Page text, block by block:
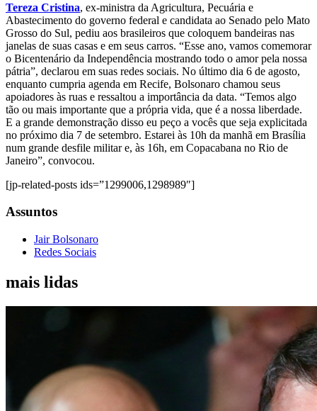
Tereza Cristina, ex-ministra da Agricultura, Pecuária e
Abastecimento do governo federal e candidata ao Senado pelo Mato
Grosso do Sul, pediu aos brasileiros que coloquem bandeiras nas
janelas de suas casas e em seus carros. “Esse ano, vamos comemorar
o Bicentenário da Independência mostrando todo o amor pela nossa
pátria”, declarou em suas redes sociais. No último dia 6 de agosto,
enquanto cumpria agenda em Recife, Bolsonaro chamou seus
apoiadores às ruas e ressaltou a importância da data. “Temos algo
tão ou mais importante que a própria vida, que é a nossa liberdade.
E a grande demonstração disso eu peço a vocês que seja explicitada
no próximo dia 7 de setembro. Estarei às 10h da manhã em Brasília
num grande desfile militar e, às 16h, em Copacabana no Rio de
Janeiro”, convocou.
[jp-related-posts ids=”1299006,1298989″]
Assuntos
Jair Bolsonaro
Redes Sociais
mais lidas